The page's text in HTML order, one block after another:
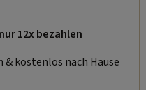
12x bezahlen
kostenlos nach Hause